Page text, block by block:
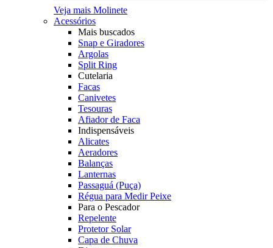
Veja mais Molinete
Acessórios
Mais buscados
Snap e Giradores
Argolas
Split Ring
Cutelaria
Facas
Canivetes
Tesouras
Afiador de Faca
Indispensáveis
Alicates
Aeradores
Balanças
Lanternas
Passaguá (Puça)
Régua para Medir Peixe
Para o Pescador
Repelente
Protetor Solar
Capa de Chuva